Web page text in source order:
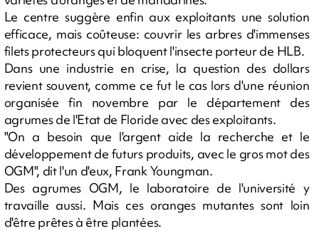
Le centre suggère enfin aux exploitants une solution
efficace, mais coûteuse: couvrir les arbres d'immenses
filets protecteurs qui bloquent l'insecte porteur de HLB.
Dans une industrie en crise, la question des dollars
revient souvent, comme ce fut le cas lors d'une réunion
organisée fin novembre par le département des
agrumes de l'Etat de Floride avec des exploitants.
"On a besoin que l'argent aide la recherche et le
développement de futurs produits, avec le gros mot des
OGM", dit l'un d'eux, Frank Youngman.
Des agrumes OGM, le laboratoire de l'université y
travaille aussi. Mais ces oranges mutantes sont loin
d'être prêtes à être plantées.